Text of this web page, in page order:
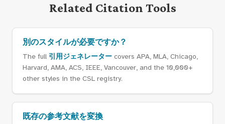
Related Citation Tools
別のスタイルが必要ですか？
The full 引用ジェネレーター covers APA, MLA, Chicago,
Harvard, AMA, ACS, IEEE, Vancouver, and the 10,000+
other styles in the CSL registry.
既存の参考文献を変換